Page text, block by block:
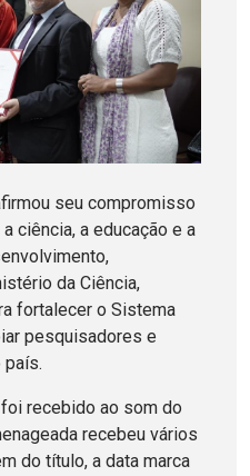
seu compromisso
ciência, a educação e a
da Ciência,
fortalecer o Sistema
pesquisadores e
recebido ao som do
recebeu vários
do título, a data marca